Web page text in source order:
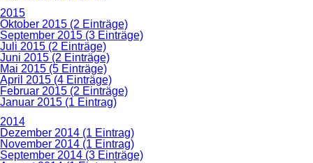
2015
Oktober 2015 (2 Einträge)
September 2015 (3 Einträge)
Juli 2015 (2 Einträge)
Juni 2015 (2 Einträge)
Mai 2015 (5 Einträge)
April 2015 (4 Einträge)
Februar 2015 (2 Einträge)
Januar 2015 (1 Eintrag)
2014
Dezember 2014 (1 Eintrag)
November 2014 (1 Eintrag)
September 2014 (3 Einträge)